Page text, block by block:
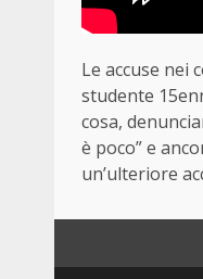
Le accuse nei
studente
cosa,
è poco” e
un’ulteriore